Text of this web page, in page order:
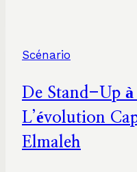
pièces
de
Scénario
De Stand-Up à
L’évolution
Elmaleh